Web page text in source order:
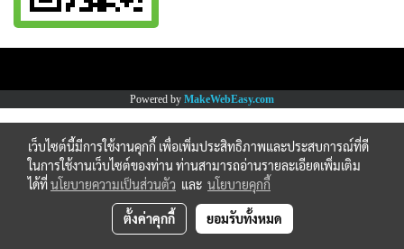
Powered by MakeWebEasy.com
เว็บไซต์นี้มีการใช้งานคุกกี้ เพื่อเพิ่มประสิทธิภาพและประสบการณ์ที่ดี
ในการใช้งานเว็บไซต์ของท่าน ท่านสามารถอ่านรายละเอียดเพิ่มเติม
ได้ที่นโยบายความเป็นส่วนตัว และ นโยบายคุกกี้
ตั้งค่าคุกกี้ ยอมรับทั้งหมด